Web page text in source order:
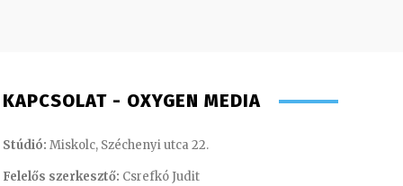
KAPCSOLAT - OXYGEN MEDIA
Stúdió: Miskolc, Széchenyi utca 22.
Felelős szerkesztő: Csrefkó Judit